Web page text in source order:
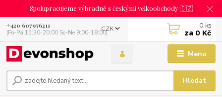
Spolupracujeme výhradně s českými velkoobchody 🇨🇿
Menu
CZK
Hledat
+420 607976211
(Po-Pá 15:30-20:00 So-Ne 9:00-18:00)
0 ks
za 0 Kč